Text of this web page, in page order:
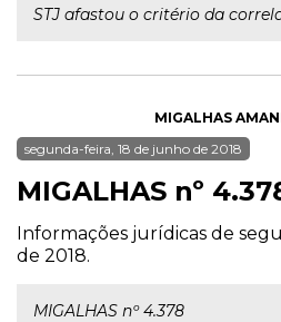
STJ afastou o critério da
MIGALHAS
segunda-feira, 18 de junho de 2018
MIGALHAS nº
Informações jurídicas de
de 2018.
MIGALHAS nº 4.378